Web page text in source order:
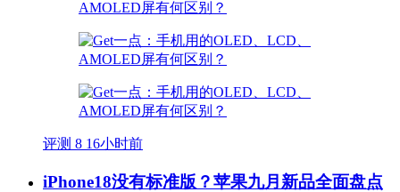
评测 8 16小时前
iPhone18没有标准版？苹果九月新品全面盘点